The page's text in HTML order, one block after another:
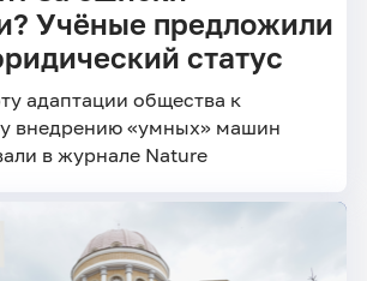
Учёные предложили
статус
адаптации общества к
внедрению «умных» машин
в журнале Nature